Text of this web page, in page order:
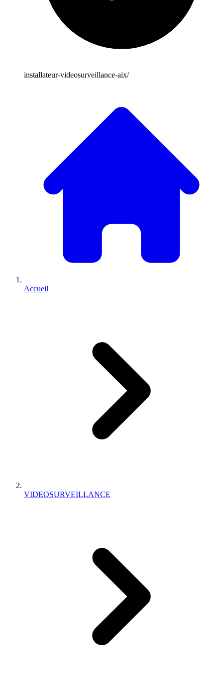
installateur-videosurveillance-aix/
Accueil
VIDEOSURVEILLANCE